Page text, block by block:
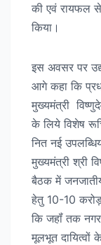
की एवं रायफल
किया।
इस अवसर पर
आगे कहा कि
मुख्यमंत्री
के लिये विशेष
नित नई
मुख्यमंत्री श्री
बैठक में
हेतु 10-10
कि जहॉं तक नगर
मूलभूत दायित्वों